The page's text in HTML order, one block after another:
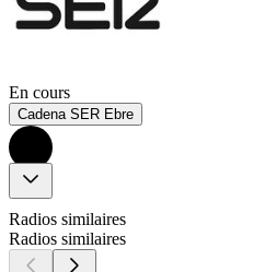
En cours
Cadena SER Ebre
Radios similaires
Radios similaires